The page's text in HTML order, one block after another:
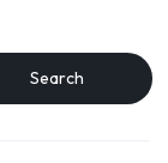
Search